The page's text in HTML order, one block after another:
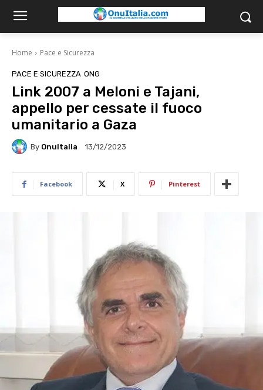
Home Pace e Sicurezza
PACE E SICUREZZA ONG
Link 2007 a Meloni e Tajani,
appello per cessate il fuoco
umanitario a Gaza
By OnuItalia 13/12/2023
Facebook X Pinterest